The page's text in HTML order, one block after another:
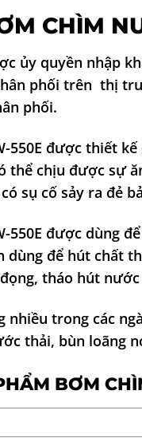
CHÌM
ủy quyền nhập
phối trên thị
phối.
550E được thiết kế
thể chịu được sự
sụ cố sảy ra đẻ
550E được dùng
dùng để hút chất
tháo hút
trong các
thải, bùn loãng
BƠM